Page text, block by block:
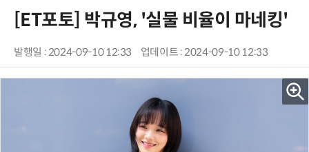
[ET포토] 박규영, '실물 비율이 마네킹'
발행일 : 2024-09-10 12:33 업데이트 : 2024-09-10 12:33